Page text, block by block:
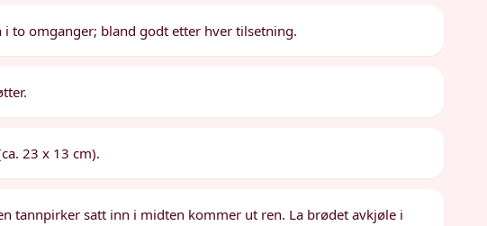
to omganger; bland godt etter hver tilsetning.
23 x 13 cm).
tannpirker satt inn i midten kommer ut ren. La brødet avkjøle i